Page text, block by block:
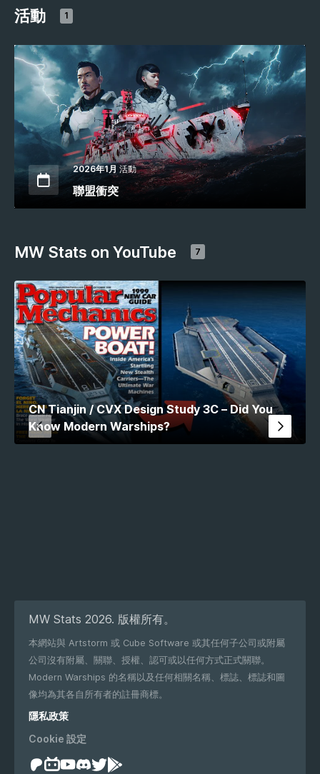
活動 1
2026年1月 活動
聯盟衝突
MW Stats on YouTube 7
CN Tianjin / CVX Design Study 3C – Did You
Know Modern Warships?
MW Stats 2026. 版權所有。
本網站與 Artstorm 或 Cube Software 或其任何子公司或附屬
公司沒有附屬、關聯、授權、認可或以任何方式正式關聯。
Modern Warships 的名稱以及任何相關名稱、標誌、標誌和圖
像均為其各自所有者的註冊商標。
隱私政策
Cookie 設定